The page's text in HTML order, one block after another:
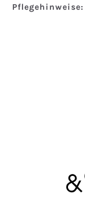
Pflegehinweise: